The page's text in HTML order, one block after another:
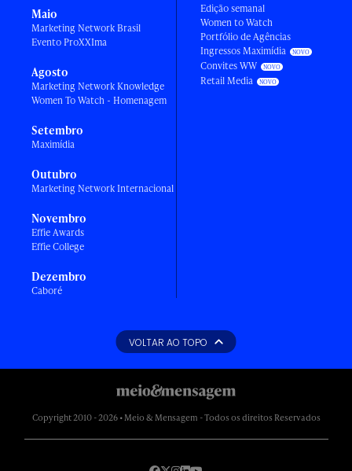
Maio
Marketing Network Brasil
Evento ProXXIma
Agosto
Marketing Network Knowledge
Women To Watch - Homenagem
Setembro
Maximídia
Outubro
Marketing Network Internacional
Novembro
Effie Awards
Effie College
Dezembro
Caboré
Edição semanal
Women to Watch
Portfólio de Agências
Ingressos Maximídia
Convites WW
Retail Media
VOLTAR AO TOPO
Copyright 2010 - 2026 • Meio & Mensagem - Todos os direitos Reservados